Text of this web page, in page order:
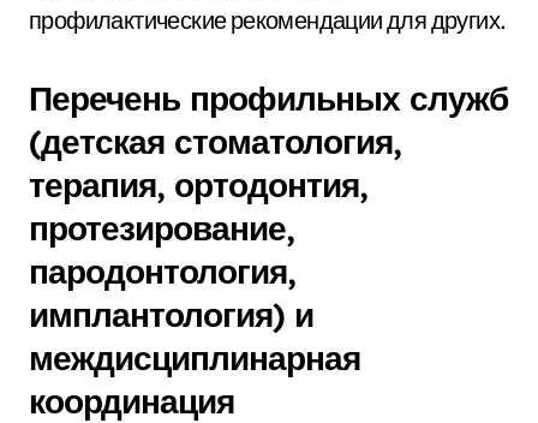
профилактические рекомендации для других.
Перечень профильных служб
(детская стоматология,
терапия, ортодонтия,
протезирование,
пародонтология,
имплантология) и
междисциплинарная
координация